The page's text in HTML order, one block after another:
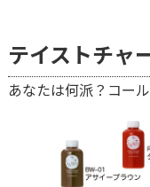
テイストチャ
あなたは何派？コー